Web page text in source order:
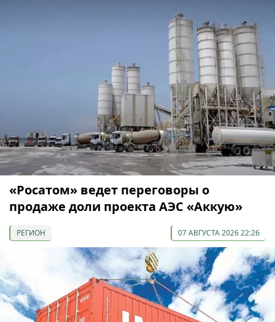
«Росатом» ведет переговоры о
продаже доли проекта АЭС «Аккую»
РЕГИОН 07 АВГУСТА 2026 22:26